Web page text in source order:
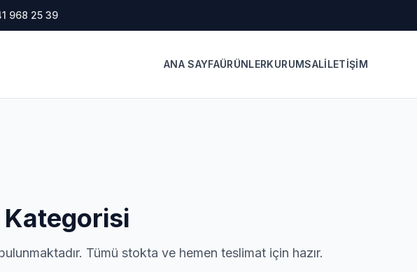
968 25 39
ANA SAYFAÜRÜNLERKURUMSALİLETIŞIM
Kategorisi
Tümü stokta ve hemen teslimat için hazır.